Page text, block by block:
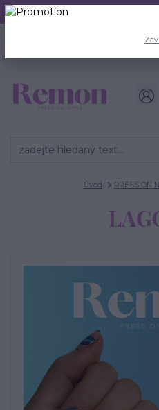
Aktuální doba odeslání
Úvod PRESS ON